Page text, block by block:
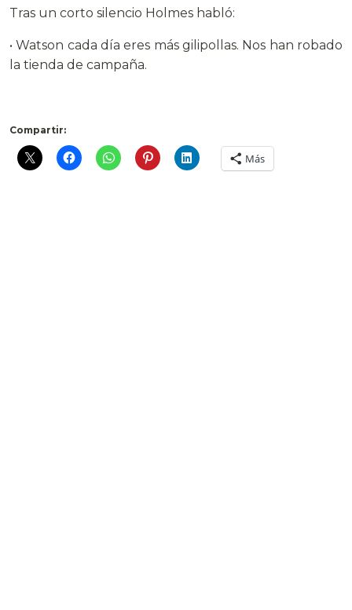
Tras un corto silencio Holmes habló:
• Watson cada día eres más gilipollas. Nos han robado
la tienda de campaña.
Compartir:
Más